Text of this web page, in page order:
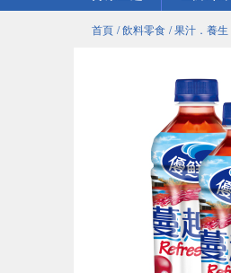
首頁 / 飲料零食 / 果汁．養生